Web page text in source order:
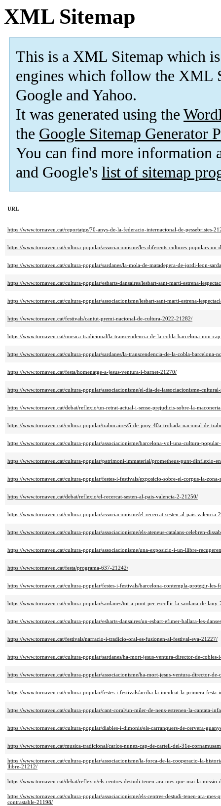
XML Sitemap
This is a XML Sitemap which is
engines which follow the XML
Google and Yahoo.
It was generated using the
the Google Sitemap Generator
You can find more information
and Google's list of sitemap
URL
https://www.tornaveu.cat/reportatge/70-anys-de-la-federacio-internacional-de-pessebristes-
https://www.tornaveu.cat/cultura-popular/associacionisme/les-diferents-cultures-populars-un-
https://www.tornaveu.cat/cultura-popular/sardanes/la-mola-de-matadepera-de-jordi-leon-
https://www.tornaveu.cat/cultura-popular/esbarts-dansaires/lesbart-sant-marti-estrena-
https://www.tornaveu.cat/cultura-popular/associacionisme/lesbart-sant-marti-estrena-
https://www.tornaveu.cat/festivals/cantut-premi-nacional-de-cultura-2022-21282/
https://www.tornaveu.cat/musica-tradicional/la-transcendencia-de-la-cobla-barcelona-nou-
https://www.tornaveu.cat/cultura-popular/sardanes/la-transcendencia-de-la-cobla-barcelona-
https://www.tornaveu.cat/festa/homenatge-a-jesus-ventura-i-barnet-21270/
https://www.tornaveu.cat/cultura-popular/associacionisme/el-dia-de-lassociacionisme-
https://www.tornaveu.cat/debat/reflexio/un-retrat-actual-i-sense-prejudicis-sobre-la-
https://www.tornaveu.cat/cultura-popular/trabucaires/5-de-juny-40a-trobada-nacional-de-
https://www.tornaveu.cat/cultura-popular/associacionisme/barcelona-vol-una-cultura-
https://www.tornaveu.cat/cultura-popular/patrimoni-immaterial/prometheus-punt-dinflexio-
https://www.tornaveu.cat/cultura-popular/festes-i-festivals/exposicio-sobre-el-corpus-la-
https://www.tornaveu.cat/debat/reflexio/el-recercat-sesten-al-pais-valencia-2-21250/
https://www.tornaveu.cat/cultura-popular/associacionisme/el-recercat-sesten-al-pais-valencia-
https://www.tornaveu.cat/cultura-popular/associacionisme/els-ateneus-catalans-celebren-
https://www.tornaveu.cat/cultura-popular/associacionisme/una-exposicio-i-un-llibre-
https://www.tornaveu.cat/festa/programa-637-21242/
https://www.tornaveu.cat/cultura-popular/festes-i-festivals/barcelona-contempla-protegir-les-
https://www.tornaveu.cat/cultura-popular/sardanes/tot-a-punt-per-escollir-la-sardana-de-
https://www.tornaveu.cat/cultura-popular/esbarts-dansaires/un-esbart-efimer-ballara-les-
https://www.tornaveu.cat/festivals/narracio-i-tradicio-oral-es-fusionen-al-festival-eva-21227/
https://www.tornaveu.cat/cultura-popular/sardanes/ha-mort-jesus-ventura-director-de-
https://www.tornaveu.cat/cultura-popular/associacionisme/ha-mort-jesus-ventura-director-
https://www.tornaveu.cat/cultura-popular/festes-i-festivals/arriba-la-inculcat-la-primera-
https://www.tornaveu.cat/cultura-popular/cant-coral/un-miler-de-nens-estrenen-la-cantata-
https://www.tornaveu.cat/cultura-popular/diables-i-dimonis/els-carranquers-de-cervera-
https://www.tornaveu.cat/musica-tradicional/carlos-nunez-cap-de-cartell-del-31e-
https://www.tornaveu.cat/cultura-popular/associacionisme/la-forca-de-la-cooperacio-la-
llibre-21212/
https://www.tornaveu.cat/debat/reflexio/els-centres-destudi-tenen-ara-mes-que-mai-la-
https://www.tornaveu.cat/cultura-popular/associacionisme/els-centres-destudi-tenen-ara-
contrastable-21198/